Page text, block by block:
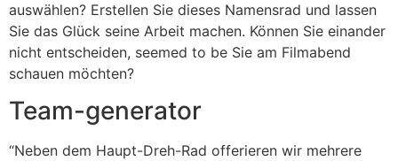
auswählen? Erstellen Sie dieses Namensrad und lassen
Sie das Glück seine Arbeit machen. Können Sie einander
nicht entscheiden, seemed to be Sie am Filmabend
schauen möchten?
Team-generator
“Neben dem Haupt-Dreh-Rad offerieren wir mehrere